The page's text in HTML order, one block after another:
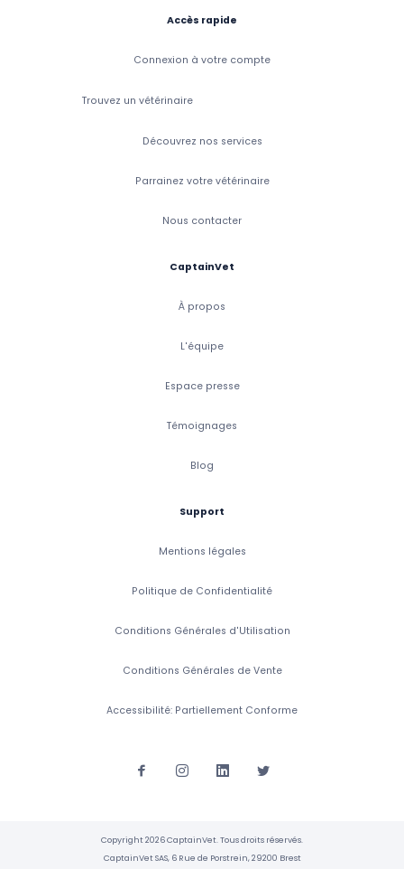
Accès rapide
Connexion à votre compte
Trouvez un vétérinaire
Découvrez nos services
Parrainez votre vétérinaire
Nous contacter
CaptainVet
À propos
L'équipe
Espace presse
Témoignages
Blog
Support
Mentions légales
Politique de Confidentialité
Conditions Générales d'Utilisation
Conditions Générales de Vente
Accessibilité: Partiellement Conforme
Copyright 2026 CaptainVet. Tous droits réservés.
CaptainVet SAS, 6 Rue de Porstrein, 29200 Brest